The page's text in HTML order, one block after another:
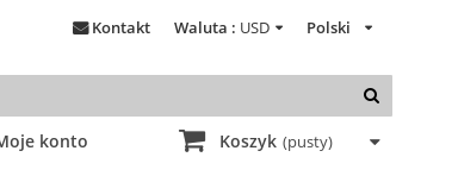
konto
Polski
Waluta : USD
Kontakt
Koszyk (pusty)